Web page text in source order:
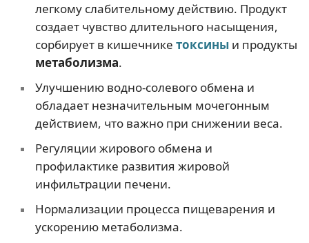
легкому слабительному действию. Продукт
создает чувство длительного насыщения,
сорбирует в кишечнике токсиныи продукты
метаболизма.
Улучшению водно-солевого обмена и
обладает незначительным мочегонным
действием, что важно при снижении веса.
Регуляции жирового обмена и
профилактике развития жировой
инфильтрации печени.
Нормализации процесса пищеварения и
ускорению метаболизма.